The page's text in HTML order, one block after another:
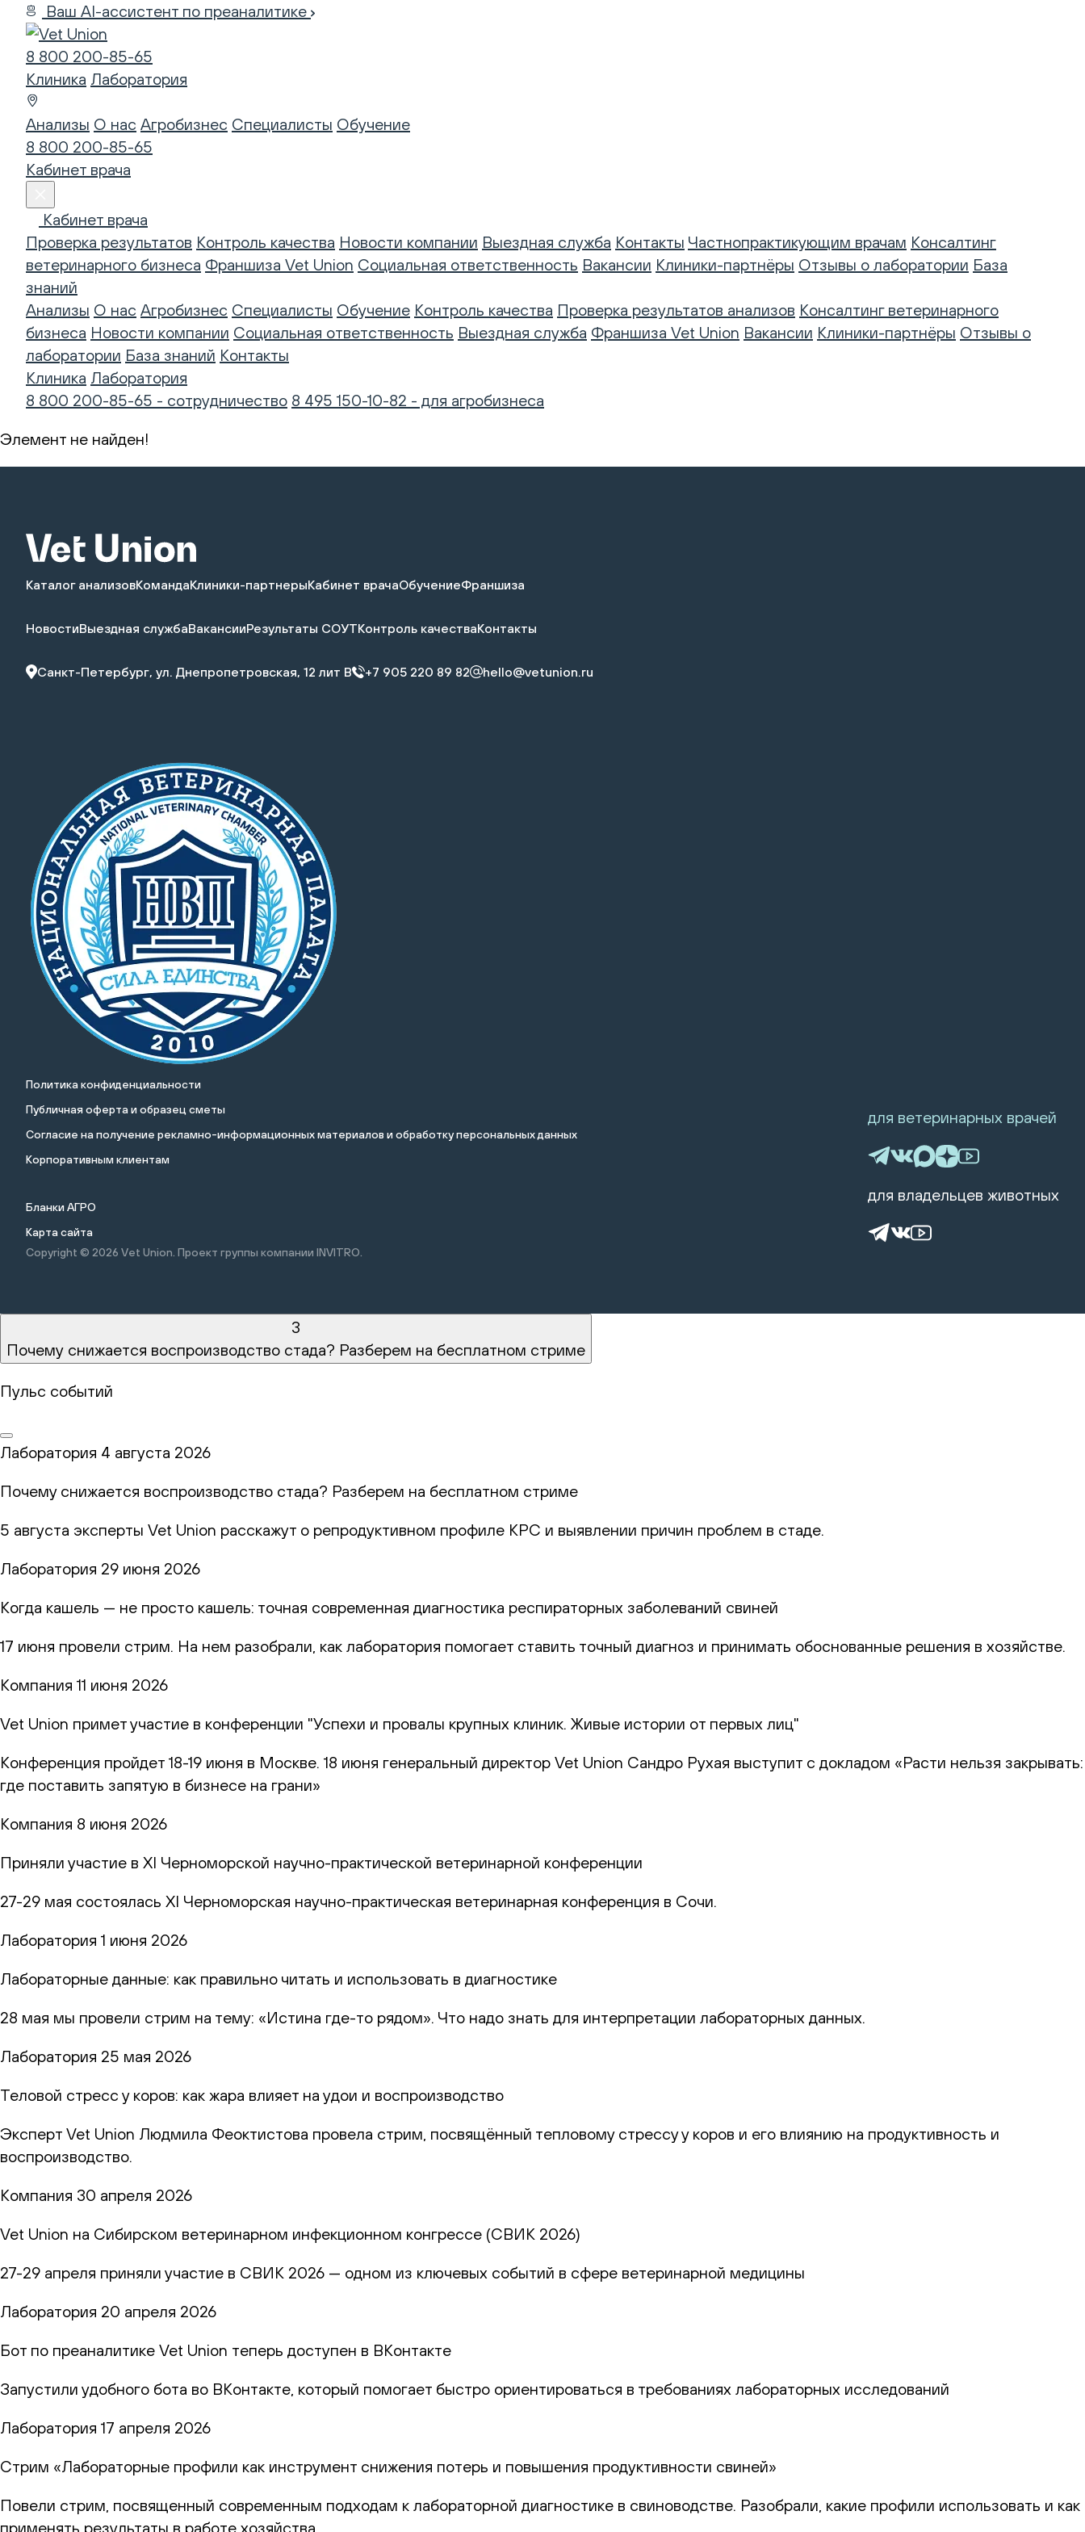
Ваш AI-ассистент по преаналитике
8 800 200-85-65
Клиника Лаборатория
Анализы О нас Агробизнес Специалисты Обучение
8 800 200-85-65
Кабинет врача
Кабинет врача
Проверка результатов Контроль качества Новости компании Выездная служба Контакты Частнопрактикующим врачам Консалтинг
ветеринарного бизнеса Франшиза Vet Union Социальная ответственность Вакансии Клиники-партнёры Отзывы о лаборатории База
знаний
Анализы О нас Агробизнес Специалисты Обучение Контроль качества Проверка результатов анализов Консалтинг ветеринарного
бизнеса Новости компании Социальная ответственность Выездная служба Франшиза Vet Union Вакансии Клиники-партнёры Отзывы о
лаборатории База знаний Контакты
Клиника Лаборатория
8 800 200-85-65 - сотрудничество 8 495 150-10-82 - для агробизнеса
Элемент не найден!
Каталог анализовКомандаКлиники-партнерыКабинет врачаОбучениеФраншиза
НовостиВыездная службаВакансииРезультаты СОУТКонтроль качестваКонтакты
Санкт-Петербург, ул. Днепропетровская, 12 лит В +7 905 220 89 82 hello@vetunion.ru
Политика конфиденциальности
Публичная оферта и образец сметы
Cогласие на получение рекламно-информационных материалов и обработку персональных данных
Корпоративным клиентам
Бланки АГРО
Карта сайта
Copyright © 2026 Vet Union. Проект группы компании INVITRO.
для ветеринарных врачей
для владельцев животных
3
Почему снижается воспроизводство стада? Разберем на бесплатном стриме
Пульс событий
Лаборатория 4 августа 2026
Почему снижается воспроизводство стада? Разберем на бесплатном стриме
5 августа эксперты Vet Union расскажут о репродуктивном профиле КРС и выявлении причин проблем в стаде.
Лаборатория 29 июня 2026
Когда кашель — не просто кашель: точная современная диагностика респираторных заболеваний свиней
17 июня провели стрим. На нем разобрали, как лаборатория помогает ставить точный диагноз и принимать обоснованные решения в хозяйстве.
Компания 11 июня 2026
Vet Union примет участие в конференции "Успехи и провалы крупных клиник. Живые истории от первых лиц"
Конференция пройдет 18-19 июня в Москве. 18 июня генеральный директор Vet Union Сандро Рухая выступит с докладом «Расти нельзя закрывать:
где поставить запятую в бизнесе на грани»
Компания 8 июня 2026
Приняли участие в XI Черноморской научно-практической ветеринарной конференции
27-29 мая состоялась XI Черноморская научно-практическая ветеринарная конференция в Сочи.
Лаборатория 1 июня 2026
Лабораторные данные: как правильно читать и использовать в диагностике
28 мая мы провели стрим на тему: «Истина где-то рядом». Что надо знать для интерпретации лабораторных данных.
Лаборатория 25 мая 2026
Теловой стресс у коров: как жара влияет на удои и воспроизводство
Эксперт Vet Union Людмила Феоктистова провела стрим, посвящённый тепловому стрессу у коров и его влиянию на продуктивность и
воспроизводство.
Компания 30 апреля 2026
Vet Union на Сибирском ветеринарном инфекционном конгрессе (СВИК 2026)
27-29 апреля приняли участие в СВИК 2026 — одном из ключевых событий в сфере ветеринарной медицины
Лаборатория 20 апреля 2026
Бот по преаналитике Vet Union теперь доступен в ВКонтакте
Запустили удобного бота во ВКонтакте, который помогает быстро ориентироваться в требованиях лабораторных исследований
Лаборатория 17 апреля 2026
Стрим «Лабораторные профили как инструмент снижения потерь и повышения продуктивности свиней»
Повели стрим, посвященный современным подходам к лабораторной диагностике в свиноводстве. Разобрали, какие профили использовать и как
применять результаты в работе хозяйства